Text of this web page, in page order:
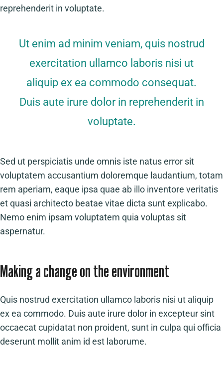
reprehenderit in voluptate.
Ut enim ad minim veniam, quis nostrud
exercitation ullamco laboris nisi ut
aliquip ex ea commodo consequat.
Duis aute irure dolor in reprehenderit in
voluptate.
Sed ut perspiciatis unde omnis iste natus error sit
voluptatem accusantium doloremque laudantium, totam
rem aperiam, eaque ipsa quae ab illo inventore veritatis
et quasi architecto beatae vitae dicta sunt explicabo.
Nemo enim ipsam voluptatem quia voluptas sit
aspernatur.
Making a change on the environment
Quis nostrud exercitation ullamco laboris nisi ut aliquip
ex ea commodo. Duis aute irure dolor in excepteur sint
occaecat cupidatat non proident, sunt in culpa qui officia
deserunt mollit anim id est laborume.